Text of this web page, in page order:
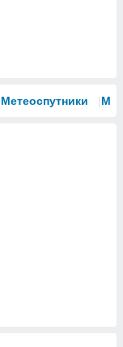
Метеоспутники